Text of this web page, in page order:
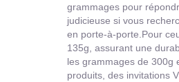
grammages pour
judicieuse si vous
en porte-à-porte.Pour
135g, assurant une
les grammages de 300g
produits, des invitations